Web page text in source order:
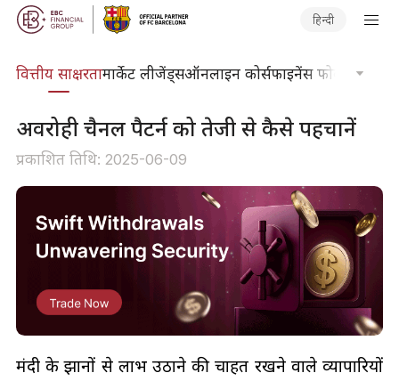
हिन्दी
वित्तीय साक्षरतामार्केट लीजेंड्सऑनलाइन कोर्सफाइनेंस फोकस
अवरोही चैनल पैटर्न को तेजी से कैसे पहचानें
प्रकाशित तिथि: 2025-06-09
मंदी के रुझानों से लाभ उठाने की चाहत रखने वाले व्यापारियों